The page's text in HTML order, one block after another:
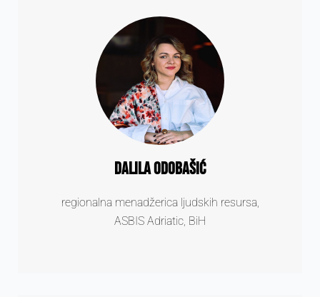
Dalila Odobašić
regionalna menadžerica ljudskih resursa,
ASBIS Adriatic, BiH